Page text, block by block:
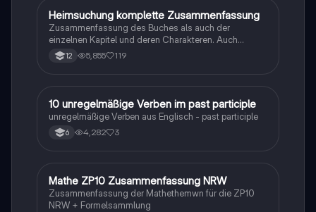
Deutsch
Heimsuchung komplette Zusammenfassung
Zusammenfassung des Buches als auch der
einzelnen Kapitel und deren Charakteren. Auch
tabellarisch. Im Unterricht ohne KI erstellt
12 5,855 119
1 Englisch
10 unregelmäßige Verben im past participle
unregelmäßige Verben aus Englisch - past participle
6 4,282 3
Mathe
Mathe ZP10 Zusammenfassung NRW
Zusammenfassung der Mathethemwn für die ZP10
NRW + Formelsammlung